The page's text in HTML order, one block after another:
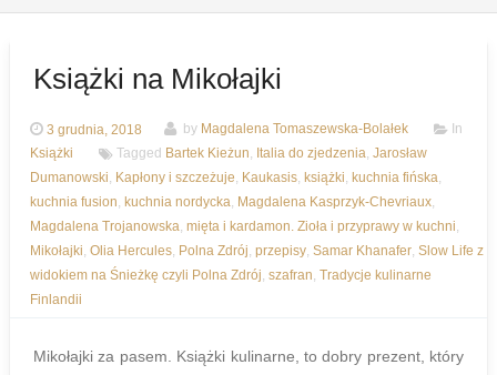
Książki na Mikołajki
3 grudnia, 2018 by Magdalena Tomaszewska-Bolałek
In
Książki
Tagged Bartek Kieżun, Italia do zjedzenia, Jarosław
Dumanowski, Kapłony i szczeżuje, Kaukasis, książki, kuchnia fińska,
kuchnia fusion, kuchnia nordycka, Magdalena Kasprzyk-Chevriaux,
Magdalena Trojanowska, mięta i kardamon. Zioła i przyprawy w kuchni,
Mikołajki, Olia Hercules, Polna Zdrój, przepisy, Samar Khanafer, Slow Life z
widokiem na Śnieżkę czyli Polna Zdrój, szafran, Tradycje kulinarne
Finlandii
Mikołajki za pasem. Książki kulinarne, to dobry prezent, który